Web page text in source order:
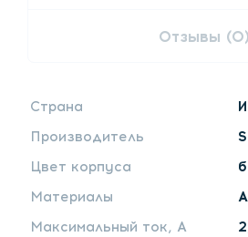
Отзывы (0)
Страна
Производитель
Цвет корпуса
Материалы
Максимальный ток, А